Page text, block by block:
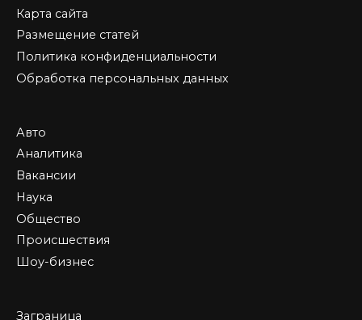
Карта сайта
Размещение статей
Политика конфиденциальности
Обработка персональных данных
Авто
Аналитика
Вакансии
Наука
Общество
Происшествия
Шоу-бизнес
Заграница